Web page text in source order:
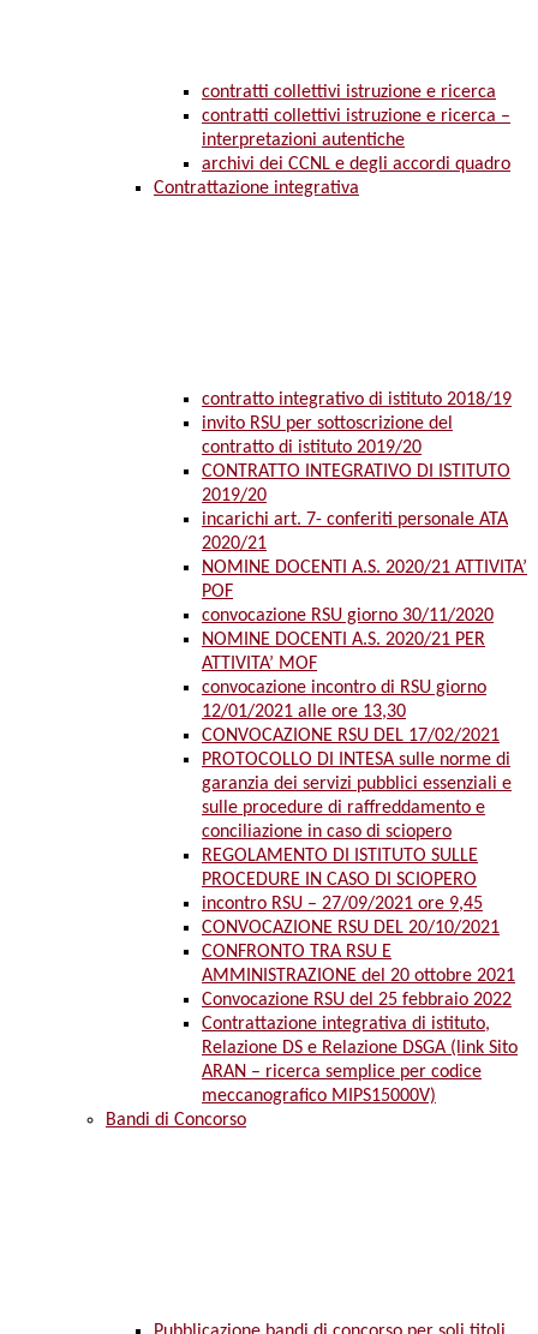
contratti collettivi istruzione e ricerca
contratti collettivi istruzione e ricerca –
interpretazioni autentiche
archivi dei CCNL e degli accordi quadro
Contrattazione integrativa
contratto integrativo di istituto 2018/19
invito RSU per sottoscrizione del
contratto di istituto 2019/20
CONTRATTO INTEGRATIVO DI ISTITUTO
2019/20
incarichi art. 7- conferiti personale ATA
2020/21
NOMINE DOCENTI A.S. 2020/21 ATTIVITA’
POF
convocazione RSU giorno 30/11/2020
NOMINE DOCENTI A.S. 2020/21 PER
ATTIVITA’ MOF
convocazione incontro di RSU giorno
12/01/2021 alle ore 13,30
CONVOCAZIONE RSU DEL 17/02/2021
PROTOCOLLO DI INTESA sulle norme di
garanzia dei servizi pubblici essenziali e
sulle procedure di raffreddamento e
conciliazione in caso di sciopero
REGOLAMENTO DI ISTITUTO SULLE
PROCEDURE IN CASO DI SCIOPERO
incontro RSU – 27/09/2021 ore 9,45
CONVOCAZIONE RSU DEL 20/10/2021
CONFRONTO TRA RSU E
AMMINISTRAZIONE del 20 ottobre 2021
Convocazione RSU del 25 febbraio 2022
Contrattazione integrativa di istituto,
Relazione DS e Relazione DSGA (link Sito
ARAN – ricerca semplice per codice
meccanografico MIPS15000V)
Bandi di Concorso